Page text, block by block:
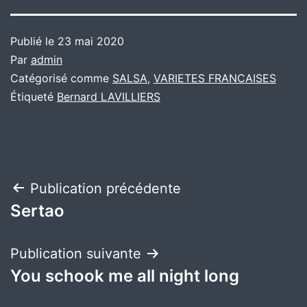
Publié le 23 mai 2020
Par admin
Catégorisé comme SALSA, VARIETES FRANCAISES
Étiqueté Bernard LAVILLIERS
Navigation
de
l’article
Publication précédente
Sertao
Publication suivante
You schook me all night long